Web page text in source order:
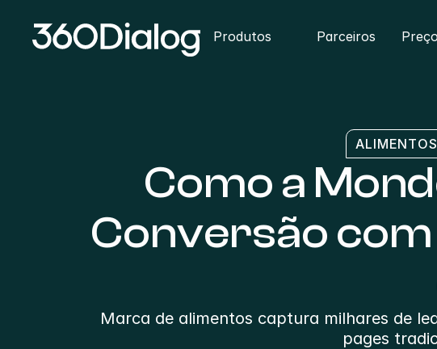
Produtos Parceiros
ALIMENTOS
Como a
Conversão
Marca de alimentos captura milhares de
pages